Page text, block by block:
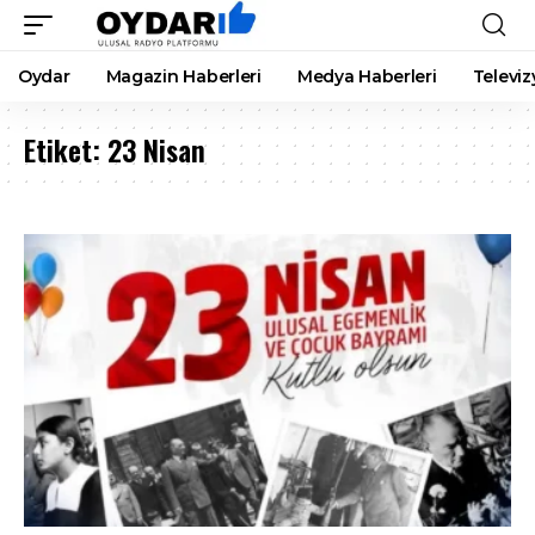
Oydar Magazin Haberleri Medya Haberleri
Etiket: 23 Nisan